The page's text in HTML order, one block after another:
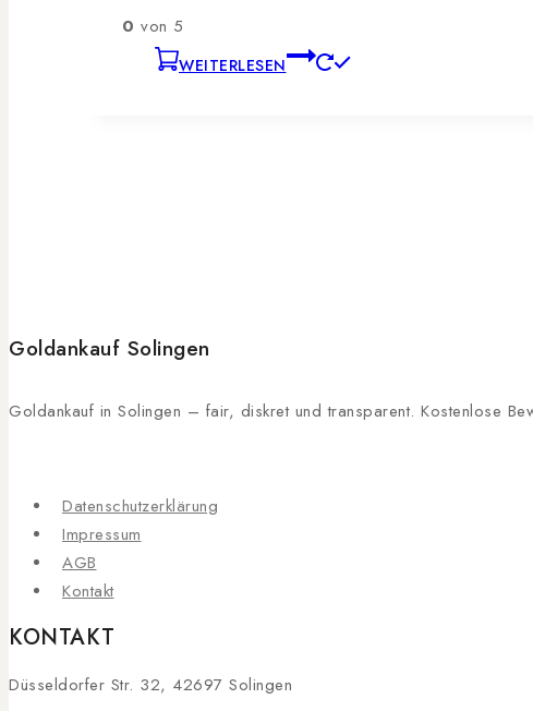
0 von 5
WEITERLESEN
Goldankauf Solingen
Goldankauf in Solingen – fair, diskret und transparent. Kostenlose
Datenschutzerklärung
Impressum
AGB
Kontakt
KONTAKT
Düsseldorfer Str. 32, 42697 Solingen